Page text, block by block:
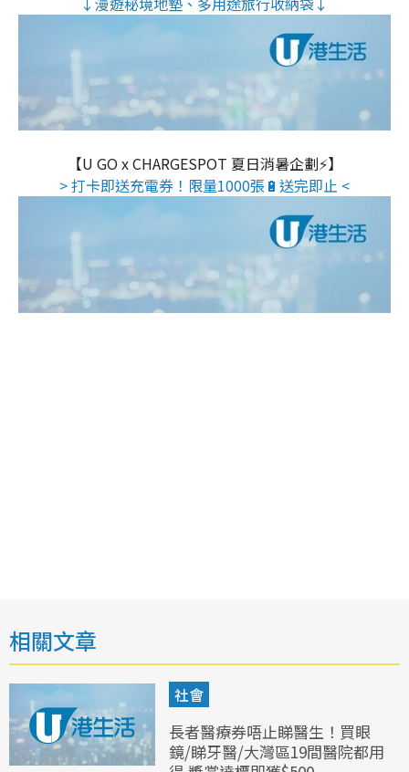
【U GO x CHARGESPOT 夏日消暑企劃⚡】
> 打卡即送充電券！限量1000張🔋送完即止 <
相關文章
社會
長者醫療券唔止睇醫生！買眼
鏡/睇牙醫/大灣區19間醫院都用